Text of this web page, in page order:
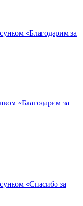
«Благодарим за